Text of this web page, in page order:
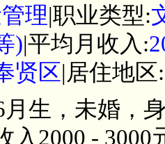
理|职业类型:
)|平均月收入:
贤区|居住地区:
月生，未婚，
入2000 -